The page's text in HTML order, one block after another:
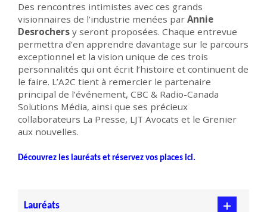
Des rencontres intimistes avec ces grands
visionnaires de l’industrie menées par Annie
Desrochers y seront proposées. Chaque entrevue
permettra d’en apprendre davantage sur le parcours
exceptionnel et la vision unique de ces trois
personnalités qui ont écrit l’histoire et continuent de
le faire. L’A2C tient à remercier le partenaire
principal de l’événement, CBC & Radio-Canada
Solutions Média, ainsi que ses précieux
collaborateurs La Presse, LJT Avocats et le Grenier
aux nouvelles.
Découvrez les lauréats et réservez vos places ici.
Lauréats